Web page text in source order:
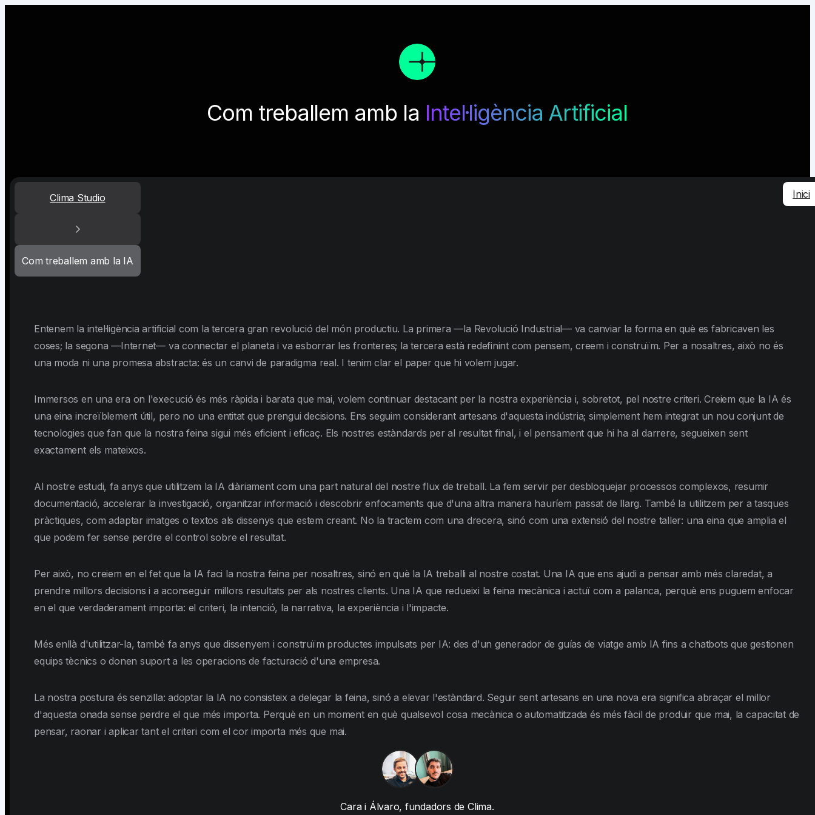
Com treballem amb la Intel·ligència Artificial
Clima Studio
Com treballem amb la IA
Inici
Entenem la intel·ligència artificial com la tercera gran revolució del món productiu. La primera —la Revolució Industrial— va canviar la forma en què es fabricaven les
coses; la segona —Internet— va connectar el planeta i va esborrar les fronteres; la tercera està redefinint com pensem, creem i construïm. Per a nosaltres, això no és
una moda ni una promesa abstracta: és un canvi de paradigma real. I tenim clar el paper que hi volem jugar.
Immersos en una era on l'execució és més ràpida i barata que mai, volem continuar destacant per la nostra experiència i, sobretot, pel nostre criteri. Creiem que la IA és
una eina increïblement útil, pero no una entitat que prengui decisions. Ens seguim considerant artesans d'aquesta indústria; simplement hem integrat un nou conjunt de
tecnologies que fan que la nostra feina sigui més eficient i eficaç. Els nostres estàndards per al resultat final, i el pensament que hi ha al darrere, segueixen sent
exactament els mateixos.
Al nostre estudi, fa anys que utilitzem la IA diàriament com una part natural del nostre flux de treball. La fem servir per desbloquejar processos complexos, resumir
documentació, accelerar la investigació, organitzar informació i descobrir enfocaments que d'una altra manera hauríem passat de llarg. També la utilitzem per a tasques
pràctiques, com adaptar imatges o textos als dissenys que estem creant. No la tractem com una drecera, sinó com una extensió del nostre taller: una eina que amplia el
que podem fer sense perdre el control sobre el resultat.
Per això, no creiem en el fet que la IA faci la nostra feina per nosaltres, sinó en què la IA treballi al nostre costat. Una IA que ens ajudi a pensar amb més claredat, a
prendre millors decisions i a aconseguir millors resultats per als nostres clients. Una IA que redueixi la feina mecànica i actuï com a palanca, perquè ens puguem enfocar
en el que verdaderament importa: el criteri, la intenció, la narrativa, la experiència i l'impacte.
Més enllà d'utilitzar-la, també fa anys que dissenyem i construïm productes impulsats per IA: des d'un generador de guías de viatge amb IA fins a chatbots que gestionen
equips tècnics o donen suport a les operacions de facturació d'una empresa.
La nostra postura és senzilla: adoptar la IA no consisteix a delegar la feina, sinó a elevar l'estàndard. Seguir sent artesans en una nova era significa abraçar el millor
d'aquesta onada sense perdre el que més importa. Perquè en un moment en què qualsevol cosa mecànica o automatitzada és més fàcil de produir que mai, la capacitat de
pensar, raonar i aplicar tant el criteri com el cor importa més que mai.
Cara i Álvaro, fundadors de Clima.